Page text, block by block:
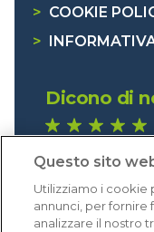
> COOKIE
>
Dicono di
Eccellente (4,8)
Acquisti
Questo sito
Utilizziamo i cookie
annunci, per fornire
analizzare il nostro